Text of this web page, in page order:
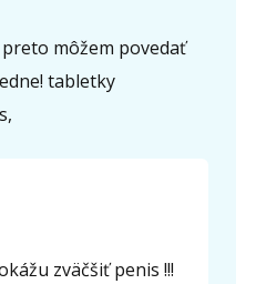
môžem povedať
tabletky
zväčšiť penis !!!